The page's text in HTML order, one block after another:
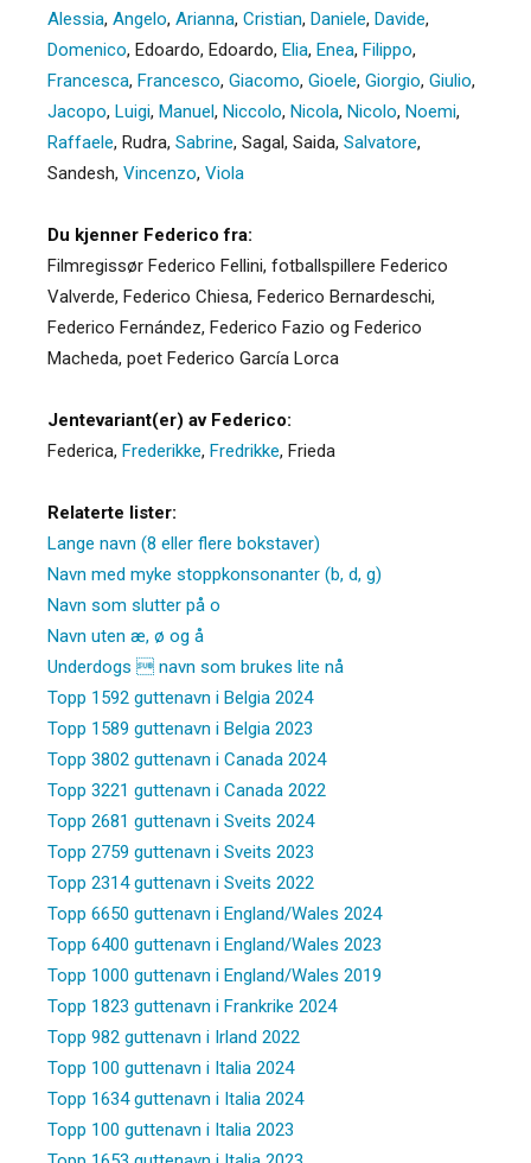
Alessia, Angelo, Arianna, Cristian, Daniele, Davide,
Domenico, Edoardo, Edoardo, Elia, Enea, Filippo,
Francesca, Francesco, Giacomo, Gioele, Giorgio, Giulio,
Jacopo, Luigi, Manuel, Niccolo, Nicola, Nicolo, Noemi,
Raffaele, Rudra, Sabrine, Sagal, Saida, Salvatore,
Sandesh, Vincenzo, Viola
Du kjenner Federico fra:
Filmregissør Federico Fellini, fotballspillere Federico
Valverde, Federico Chiesa, Federico Bernardeschi,
Federico Fernández, Federico Fazio og Federico
Macheda, poet Federico García Lorca
Jentevariant(er) av Federico:
Federica, Frederikke, Fredrikke, Frieda
Relaterte lister:
Lange navn (8 eller flere bokstaver)
Navn med myke stoppkonsonanter (b, d, g)
Navn som slutter på o
Navn uten æ, ø og å
Underdogs  navn som brukes lite nå
Topp 1592 guttenavn i Belgia 2024
Topp 1589 guttenavn i Belgia 2023
Topp 3802 guttenavn i Canada 2024
Topp 3221 guttenavn i Canada 2022
Topp 2681 guttenavn i Sveits 2024
Topp 2759 guttenavn i Sveits 2023
Topp 2314 guttenavn i Sveits 2022
Topp 6650 guttenavn i England/Wales 2024
Topp 6400 guttenavn i England/Wales 2023
Topp 1000 guttenavn i England/Wales 2019
Topp 1823 guttenavn i Frankrike 2024
Topp 982 guttenavn i Irland 2022
Topp 100 guttenavn i Italia 2024
Topp 1634 guttenavn i Italia 2024
Topp 100 guttenavn i Italia 2023